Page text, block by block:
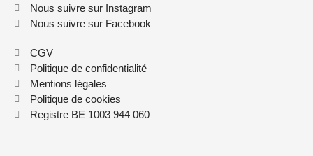
Nous suivre sur Instagram
Nous suivre sur Facebook
CGV
Politique de confidentialité
Mentions légales
Politique de cookies
Registre BE 1003 944 060